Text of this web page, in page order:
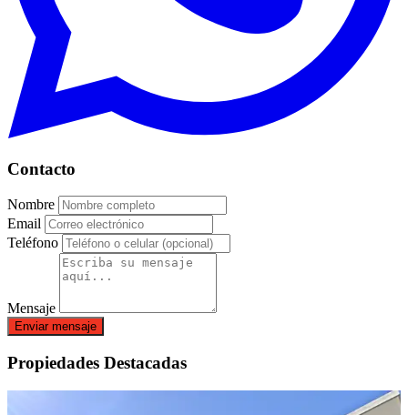
Contacto
Nombre
Email
Teléfono
Mensaje
Enviar mensaje
Propiedades Destacadas